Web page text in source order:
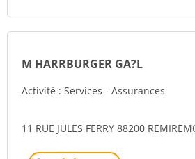
M HARRBURGER GA?L
Activité : Services - Assurances
11 RUE JULES FERRY 88200